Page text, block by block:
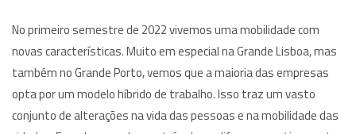
No primeiro semestre de 2022 vivemos uma mobilidade com
novas características. Muito em especial na Grande Lisboa, mas
também no Grande Porto, vemos que a maioria das empresas
opta por um modelo híbrido de trabalho. Isso traz um vasto
conjunto de alterações na vida das pessoas e na mobilidade das